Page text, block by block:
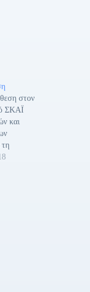
στον
ΣΚΑΪ
και
τη
στόχο